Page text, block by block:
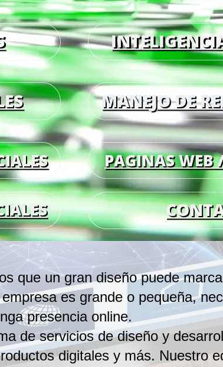
MANEJO DE
PAGINAS WEB
que un gran diseño puede
es grande o pequeña,
presencia online.
de servicios de diseño y
digitales y más. Nuestro